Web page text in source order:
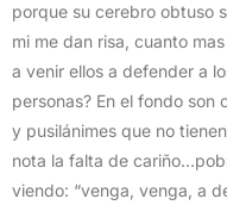
porque su cerebro obtuso
mi me dan risa, cuanto
a venir ellos a defender a
personas? En el fondo
y pusilánimes que no
nota la falta de
viendo: “venga, venga, a